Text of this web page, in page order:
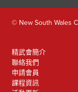
© New South Wales
精武會簡介
聯絡我們
申請會員
課程資訊